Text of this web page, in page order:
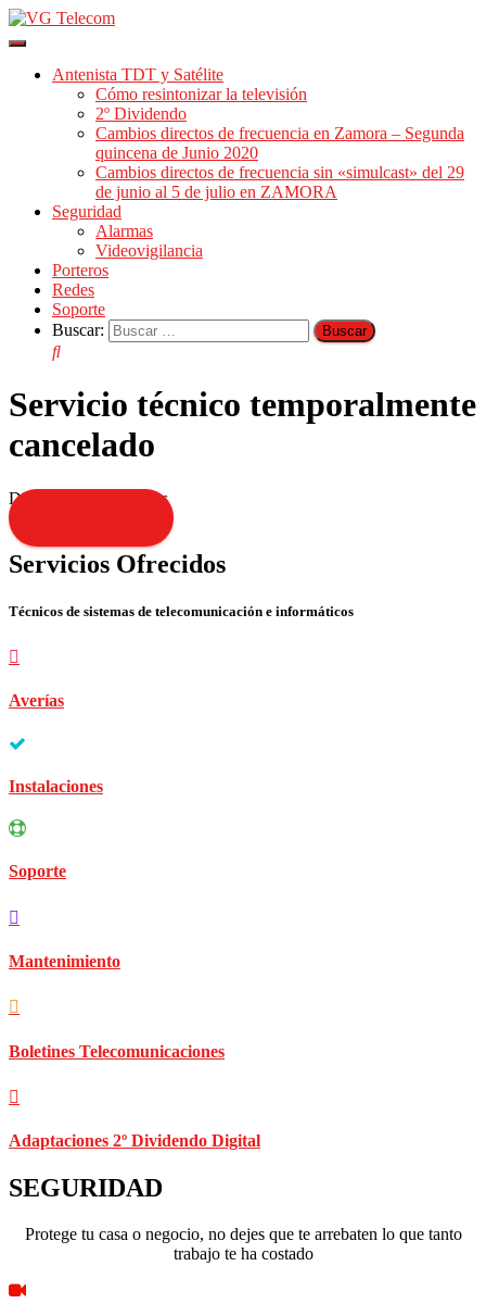
Cambiar
navegación
Antenista TDT y Satélite
Cómo resintonizar la televisión
2º Dividendo
Cambios directos de frecuencia en Zamora – Segunda
quincena de Junio 2020
Cambios directos de frecuencia sin «simulcast» del 29
de junio al 5 de julio en ZAMORA
Seguridad
Alarmas
Videovigilancia
Porteros
Redes
Soporte
Buscar:
Servicio técnico temporalmente
cancelado
Disculpen las molestias
Servicios Ofrecidos
Técnicos de sistemas de telecomunicación e informáticos
Averías
Instalaciones
Soporte
Mantenimiento
Boletines Telecomunicaciones
Adaptaciones 2º Dividendo Digital
SEGURIDAD
Protege tu casa o negocio, no dejes que te arrebaten lo que tanto
trabajo te ha costado